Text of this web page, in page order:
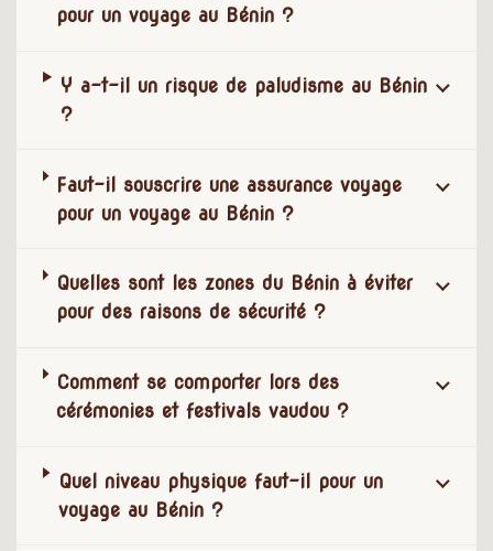
pour un voyage au Bénin ?
Y a-t-il un risque de paludisme au Bénin
?
Faut-il souscrire une assurance voyage
pour un voyage au Bénin ?
Quelles sont les zones du Bénin à éviter
pour des raisons de sécurité ?
Comment se comporter lors des
cérémonies et festivals vaudou ?
Quel niveau physique faut-il pour un
voyage au Bénin ?